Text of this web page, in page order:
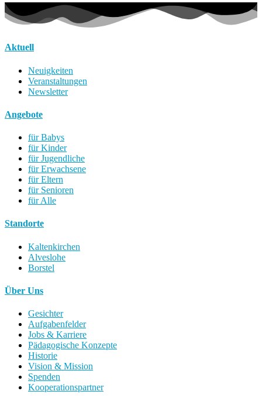
Aktuell
Neuigkeiten
Veranstaltungen
Newsletter
Angebote
für Babys
für Kinder
für Jugendliche
für Erwachsene
für Eltern
für Senioren
für Alle
Standorte
Kaltenkirchen
Alveslohe
Borstel
Über Uns
Gesichter
Aufgabenfelder
Jobs & Karriere
Pädagogische Konzepte
Historie
Vision & Mission
Spenden
Kooperationspartner